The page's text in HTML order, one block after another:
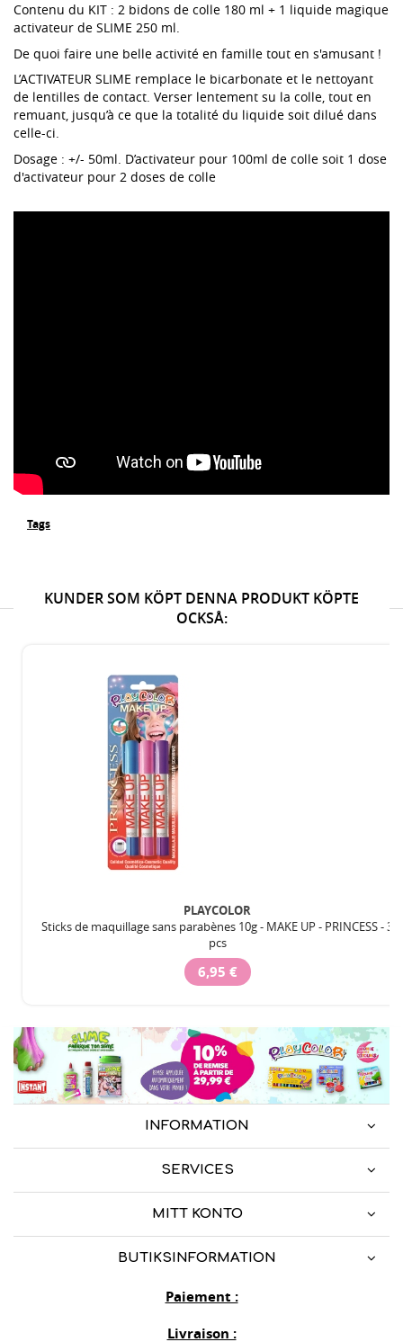
Contenu du KIT : 2 bidons de colle 180 ml + 1 liquide magique
activateur de SLIME 250 ml.
De quoi faire une belle activité en famille tout en s'amusant !
L’ACTIVATEUR SLIME remplace le bicarbonate et le nettoyant
de lentilles de contact. Verser lentement su la colle, tout en
remuant, jusqu’à ce que la totalité du liquide soit dilué dans
celle-ci.
Dosage : +/- 50ml. D’activateur pour 100ml de colle soit 1 dose
d'activateur pour 2 doses de colle
Tags
KUNDER SOM KÖPT DENNA PRODUKT KÖPTE
OCKSÅ:
PLAYCOLOR
Sticks de maquillage sans parabènes 10g - MAKE UP - PRINCESS - 3
pcs
6,95 €
Paiement :
Livraison :
INFORMATION
SERVICES
MITT KONTO
BUTIKSINFORMATION